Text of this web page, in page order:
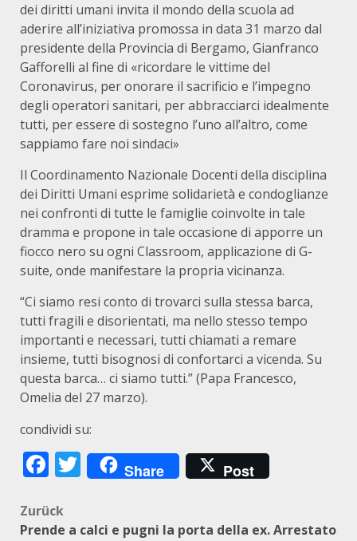
dei diritti umani invita il mondo della scuola ad
aderire all’iniziativa promossa in data 31 marzo dal
presidente della Provincia di Bergamo, Gianfranco
Gafforelli al fine di «ricordare le vittime del
Coronavirus, per onorare il sacrificio e l’impegno
degli operatori sanitari, per abbracciarci idealmente
tutti, per essere di sostegno l’uno all’altro, come
sappiamo fare noi sindaci»
Il Coordinamento Nazionale Docenti della disciplina
dei Diritti Umani esprime solidarietà e condoglianze
nei confronti di tutte le famiglie coinvolte in tale
dramma e propone in tale occasione di apporre un
fiocco nero su ogni Classroom, applicazione di G-
suite, onde manifestare la propria vicinanza.
“Ci siamo resi conto di trovarci sulla stessa barca,
tutti fragili e disorientati, ma nello stesso tempo
importanti e necessari, tutti chiamati a remare
insieme, tutti bisognosi di confortarci a vicenda. Su
questa barca… ci siamo tutti.” (Papa Francesco,
Omelia del 27 marzo).
condividi su:
Facebook
Twitter
Share Post
Beitragsnavigation
Zurück
Prende a calci e pugni la porta della ex. Arrestato